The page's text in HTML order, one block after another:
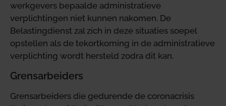
werkgevers bepaalde administratieve
verplichtingen niet kunnen nakomen. De
Belastingdienst zal zich in deze situaties soepel
opstellen als de tekortkoming in de administratieve
verplichting wordt hersteld zodra dit kan.
Grensarbeiders
Grensarbeiders die gedurende de coronacrisis